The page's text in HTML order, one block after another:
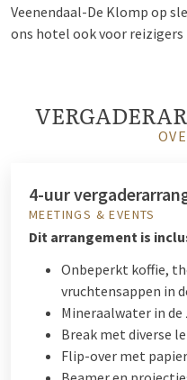
Veenendaal-De Klomp op
ons hotel ook voor
4-uur
MEETINGS & EVENTS
Dit arrangement is
Onbeperkt koffie,
vruchtensappen in
Mineraalwater in de
Break met diverse
Flip-over met